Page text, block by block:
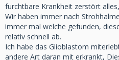
furchtbare Krankheit zerstört
Wir haben immer nach
immer mal welche gefunden,
relativ schnell ab.
Ich habe das Glioblastom
andere Art daran mit erkrankt,